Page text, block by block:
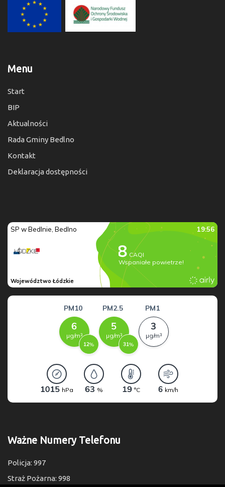
Menu
Start
BIP
Aktualności
Rada Gminy Bedlno
Kontakt
Deklaracja dostępności
Ważne Numery Telefonu
Policja: 997
Straż Pożarna: 998